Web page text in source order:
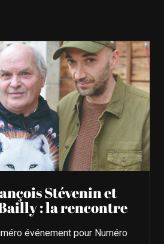
Stévenin et
: la rencontre
événement pour Numéro